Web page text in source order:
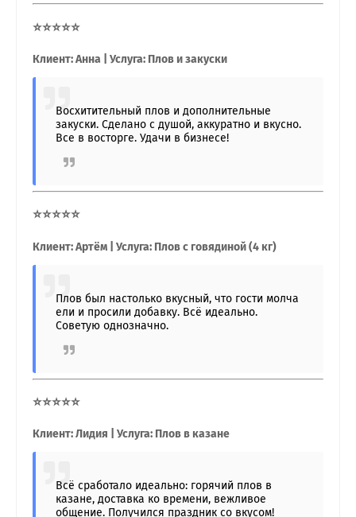
⭐⭐⭐⭐⭐
Клиент: Анна | Услуга: Плов и закуски
Восхитительный плов и дополнительные
закуски. Сделано с душой, аккуратно и вкусно.
Все в восторге. Удачи в бизнесе!
⭐⭐⭐⭐⭐
Клиент: Артём | Услуга: Плов с говядиной (4 кг)
Плов был настолько вкусный, что гости молча
ели и просили добавку. Всё идеально.
Советую однозначно.
⭐⭐⭐⭐⭐
Клиент: Лидия | Услуга: Плов в казане
Всё сработало идеально: горячий плов в
казане, доставка ко времени, вежливое
общение. Получился праздник со вкусом!